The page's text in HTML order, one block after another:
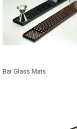
Bar Glass Mats